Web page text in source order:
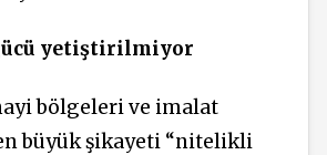
yetiştirilmiyor
bölgeleri ve imalat
büyük şikayeti “nitelikli